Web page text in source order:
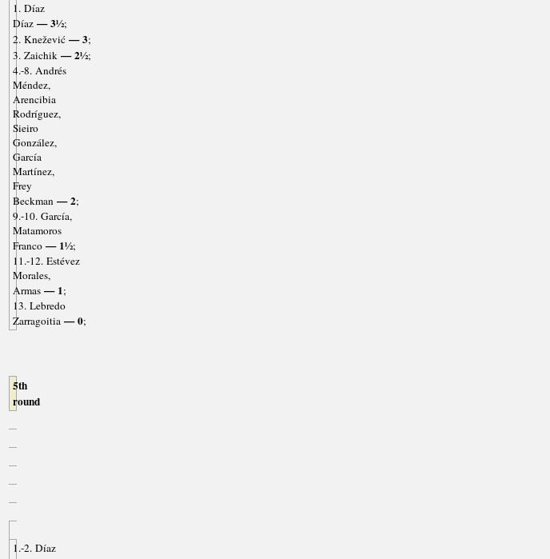
1. Díaz
Díaz — 3½;
2. Knežević — 3;
3. Zaichik — 2½;
4.-8. Andrés
Méndez,
Arencibia
Rodríguez,
Sieiro
González,
García
Martínez,
Frey
Beckman — 2;
9.-10. García,
Matamoros
Franco — 1½;
11.-12. Estévez
Morales,
Armas — 1;
13. Lebredo
Zarragoitia — 0;
5th
round
1.-2. Díaz